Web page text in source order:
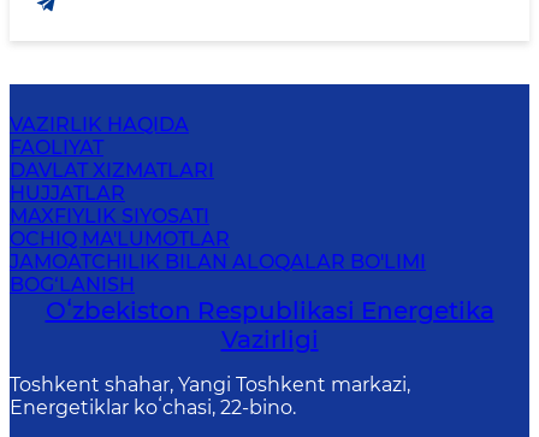
VAZIRLIK HAQIDA
FAOLIYAT
DAVLAT XIZMATLARI
HUJJATLAR
MAXFIYLIK SIYOSATI
OCHIQ MA'LUMOTLAR
JAMOATCHILIK BILAN ALOQALAR BO'LIMI
BOG‘LANISH
Oʻzbekiston Respublikasi Energetika
Vazirligi
Toshkent shahar, Yangi Toshkent markazi,
Energetiklar koʻchasi, 22-bino.